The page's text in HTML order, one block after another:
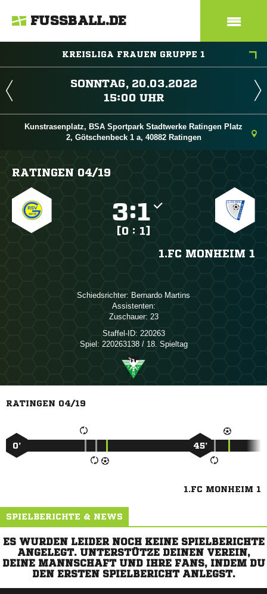
FUSSBALL.DE
KREISLIGA FRAUEN GRUPPE 1
 
 
Kunstrasenplatz, BSA Sportpark Stadtwerke Ratingen Platz
2, Götschenbeck 1 a, 40882 Ratingen
RATINGEN 04/​19
:
[0 : 1]
1.FC MONHEIM 1
Schiedsrichter:  
Assistenten:
Zuschauer: 23
Staffel-ID: 220263
Spiel: 220263138 / 18. Spieltag
RATINGEN 04/19
0’ 45’
1.FC MONHEIM 1
SPIELBERICHTE & NEWS
ES WURDEN LEIDER NOCH KEINE SPIELBERICHTE
ANGELEGT. UNTERSTÜTZE DEINEN VEREIN,
DEINE MANNSCHAFT UND IHRE FANS, INDEM DU
DEN ERSTEN SPIELBERICHT ANLEGST.